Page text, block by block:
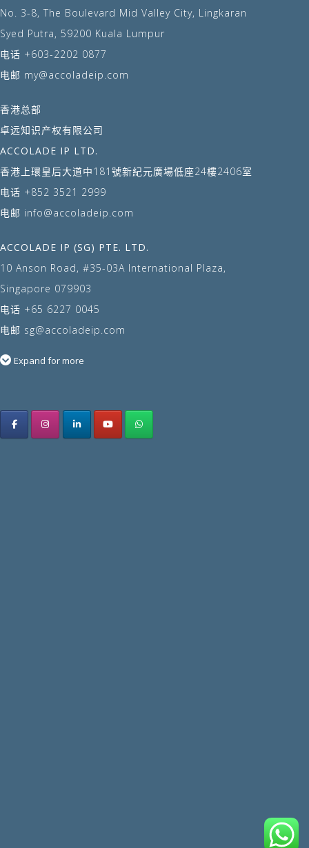
No. 3-8, The Boulevard Mid Valley City, Lingkaran
Syed Putra, 59200 Kuala Lumpur
电话 +603-2202 0877
电邮 my@accoladeip.com
香港总部
卓远知识产权有限公司
ACCOLADE IP LTD.
香港上環皇后大道中181號新紀元廣場低座24樓2406室
电话 +852 3521 2999
电邮 info@accoladeip.com
ACCOLADE IP (SG) PTE. LTD.
10 Anson Road, #35-03A International Plaza,
Singapore 079903
电话 +65 6227 0045
电邮 sg@accoladeip.com
Expand for more